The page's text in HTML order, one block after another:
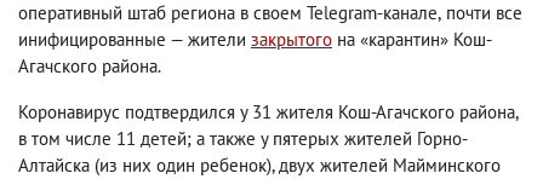
оперативный штаб региона в своем Telegram-канале, почти все
инифицированные — жители закрытого на «карантин» Кош-
Агачского района.
Коронавирус подтвердился у 31 жителя Кош-Агачского района,
в том числе 11 детей; а также у пятерых жителей Горно-
Алтайска (из них один ребенок), двух жителей Майминского